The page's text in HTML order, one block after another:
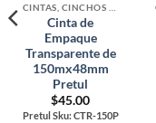
Cinta de
Empaque
Transparente de
150mx48mm
Pretul
$45.00
Pretul Sku: CTR-150P